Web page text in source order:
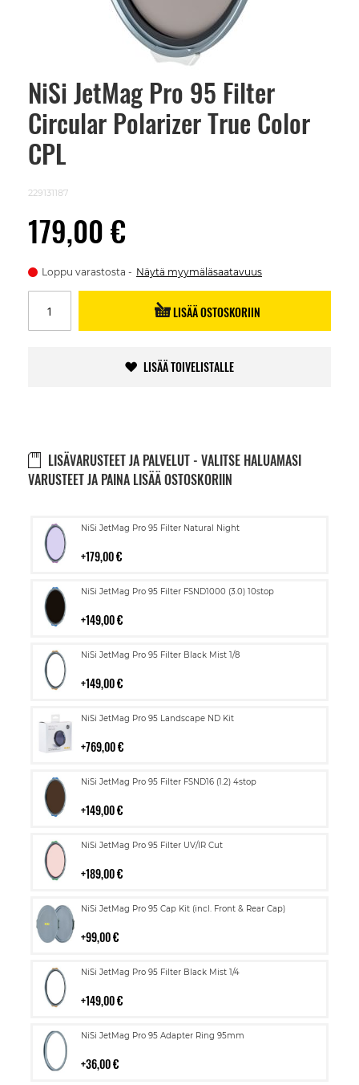
NiSi JetMag Pro 95 Filter
Circular Polarizer True Color
CPL
229131187
179,00 €
Loppu varastosta Näytä myymäläsaatavuus
LISÄÄ OSTOSKORIIN
LISÄÄ TOIVELISTALLE
LISÄVARUSTEET JA PALVELUT - VALITSE HALUAMASI
VARUSTEET JA PAINA LISÄÄ OSTOSKORIIN
NiSi JetMag Pro 95 Filter Natural Night
179,00 €
Lisää
NiSi JetMag Pro 95 Filter FSND1000 (3.0) 10stop
149,00 €
Lisää
NiSi JetMag Pro 95 Filter Black Mist 1/8
149,00 €
Lisää
NiSi JetMag Pro 95 Landscape ND Kit
769,00 €
Lisää
NiSi JetMag Pro 95 Filter FSND16 (1.2) 4stop
149,00 €
Lisää
NiSi JetMag Pro 95 Filter UV/IR Cut
189,00 €
Lisää
NiSi JetMag Pro 95 Cap Kit (incl. Front & Rear Cap)
99,00 €
Lisää
NiSi JetMag Pro 95 Filter Black Mist 1/4
149,00 €
Lisää
NiSi JetMag Pro 95 Adapter Ring 95mm
36,00 €
Lisää
Skip
beginning
images